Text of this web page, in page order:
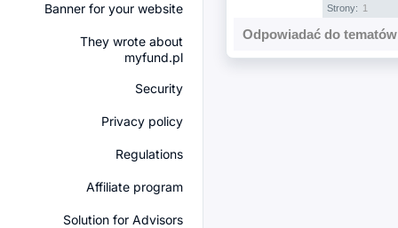
Banner for your website
They wrote about
myfund.pl
Security
Privacy policy
Regulations
Affiliate program
Solution for Advisors
Strony: 1
Odpowiadać do